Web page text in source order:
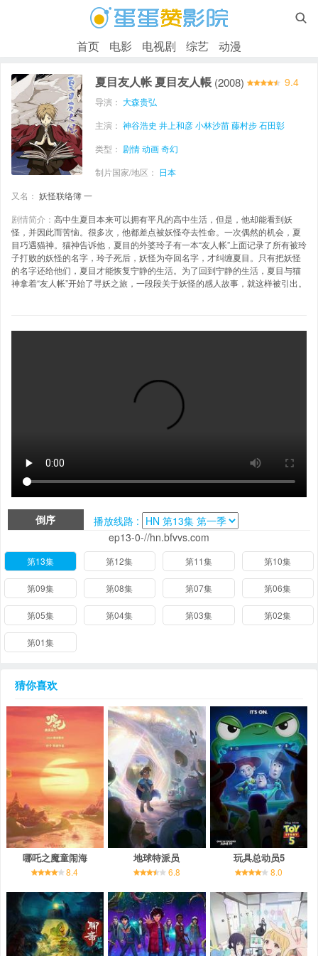

首页 电影 电视剧 综艺 动漫
夏目友人帐 夏目友人帳 (2008) 9.4
导演： 大森贵弘
主演： 神谷浩史 井上和彦小林沙苗藤村步石田彰
类型： 剧情动画奇幻
制片国家/地区： 日本
又名： 妖怪联络簿 一
剧情简介： 高中生夏目本来可以拥有平凡的高中生活，但是，他却能看到妖
怪，并因此而苦恼。很多次，他都差点被妖怪夺去性命。一次偶然的机会，夏
目巧遇猫神。猫神告诉他，夏目的外婆玲子有一本“友人帐”上面记录了所有被玲
子打败的妖怪的名字，玲子死后，妖怪为夺回名字，才纠缠夏目。只有把妖怪
的名字还给他们，夏目才能恢复宁静的生活。为了回到宁静的生活，夏目与猫
神拿着“友人帐”开始了寻妖之旅，一段段关于妖怪的感人故事，就这样被引出。
倒序
播放线路 :
ep13-0-//hn.bfvvs.com
第13集 第12集 第11集 第10集
第09集 第08集 第07集 第06集
第05集 第04集 第03集 第02集
第01集
猜你喜欢
哪吒之魔童闹海
8.4
地球特派员
6.8
玩具总动员5
8.0